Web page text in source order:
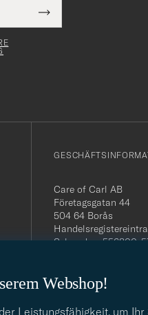
Webshop!
Leistungsfähigkeit, um
Submit
Newsletter
Care of Carl AB
Företagsgatan 44
504 64 Borås
Schweden: 556800-
USt-IdNr.:
040 / 22 63
E-Mail-Adresse: